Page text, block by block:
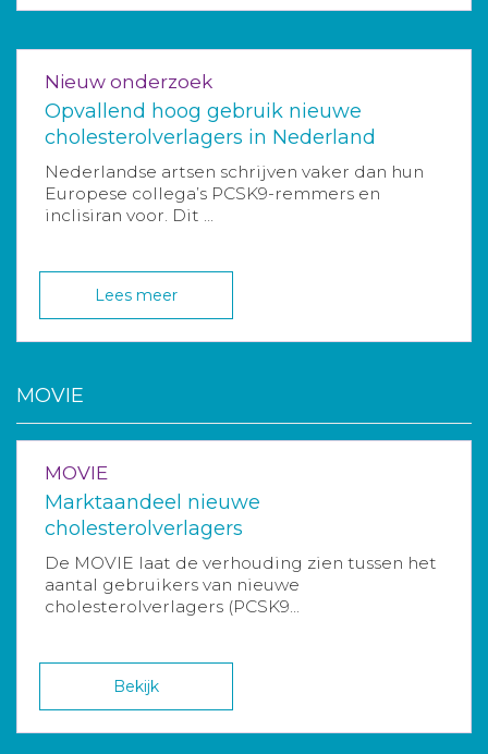
Nieuw onderzoek
Opvallend hoog gebruik nieuwe
cholesterolverlagers in Nederland
Nederlandse artsen schrijven vaker dan hun
Europese collega’s PCSK9-remmers en
inclisiran voor. Dit ...
Lees meer
MOVIE
MOVIE
Marktaandeel nieuwe
cholesterolverlagers
De MOVIE laat de verhouding zien tussen het
aantal gebruikers van nieuwe
cholesterolverlagers (PCSK9...
Bekijk